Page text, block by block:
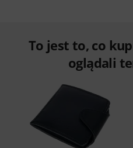
To jest to, co
oglądali